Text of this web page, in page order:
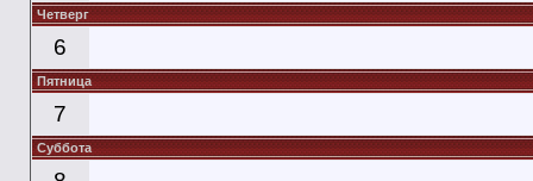
Четверг
6
Пятница
7
Суббота